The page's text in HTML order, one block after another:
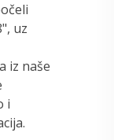
uz
iz naše
i